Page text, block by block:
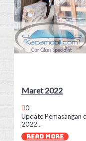
Maret 2022
0
Update Pemasangan
2022...
READ MORE